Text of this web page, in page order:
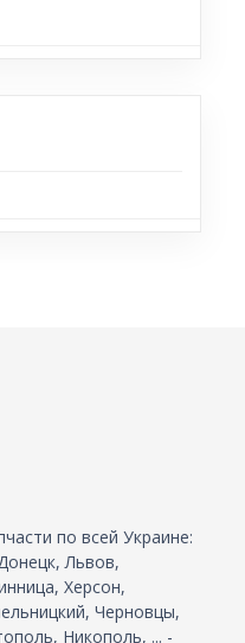
по всей Украине:
Львов,
Херсон,
Черновцы,
Никополь, ... -